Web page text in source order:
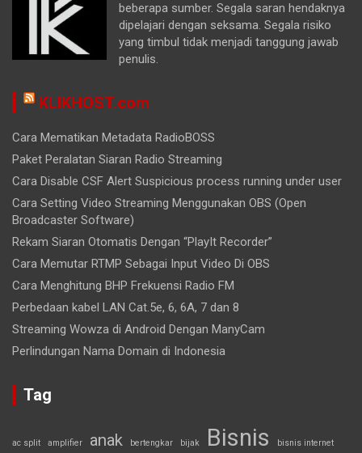
beberapa sumber. Segala saran hendaknya
dipelajari dengan seksama. Segala risiko
yang timbul tidak menjadi tanggung jawab
penulis.
KLIKHOST.com
Cara Mematikan Metadata RadioBOSS
Paket Peralatan Siaran Radio Streaming
Cara Disable CSF Alert Suspicious process running under user
Cara Setting Video Streaming Menggunakan OBS (Open
Broadcaster Software)
Rekam Siaran Otomatis Dengan “PlayIt Recorder”
Cara Memutar RTMP Sebagai Input Video Di OBS
Cara Menghitung BHP Frekuensi Radio FM
Perbedaan kabel LAN Cat.5e, 6, 6A, 7 dan 8
Streaming Wowza di Android Dengan ManyCam
Perlindungan Nama Domain di Indonesia
Tag
ac split amplifier anak bertengkar bijak Bisnis bisnis internet